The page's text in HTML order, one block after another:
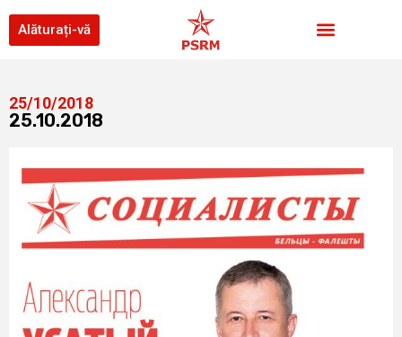
Alăturați-vă
25/10/2018
25.10.2018